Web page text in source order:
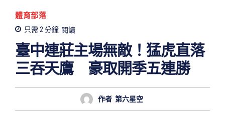
體育部落
只需 2分鐘 閱讀
臺中連莊主場無敵！猛虎直落
三吞天鷹 豪取開季五連勝
作者 第六星空